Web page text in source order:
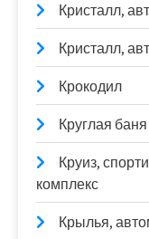
Кристалл,
Кристалл,
Крокодил
Круглая баня
Круиз,
комплекс
Крылья,